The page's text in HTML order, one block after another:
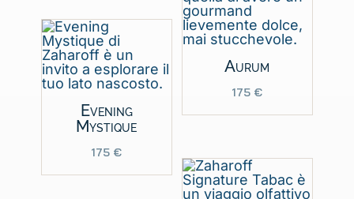
Aurum
175 €
Evening
Mystique
175 €